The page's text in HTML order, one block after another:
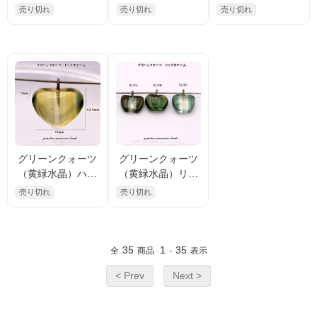
形のビーズ 1ｍｍ
売り切れ
形のビーズ 1ｍｍ
売り切れ
リン ランダム多
売り切れ
グリーンクォーツ
（黄緑水晶）ハー
ト トップチャー
売り切れ
グリーンクォーツ
（黄緑水晶）リン
ゴ トップチャー
売り切れ
全 35 商品 1 - 35 表示
< Prev Next >